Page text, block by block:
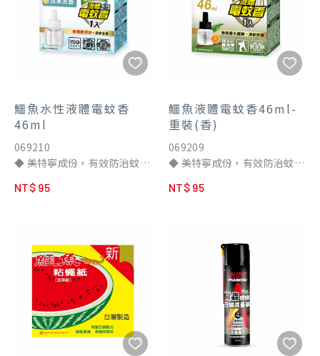
制生活中常見病菌，抑菌率達
99.9%
含檸檬尤加利萃取防蚊成分、
英國Soil Association有機認
英國Soil Association有機認
證迷迭香精油、天然茶樹精油
荷腦、Paraben防腐劑、人工
香料及色素，成人與幼童皆可
安心使用。
3.嚴選英國Soil Association
天然有機認證玫瑰天竺葵精
香味。
4.含檸檬尤加利精油，由天然
檸檬尤加利葉蒸餾萃取而成，
氣味清新淡雅，防止蚊蟲靠
近。
鱷魚水性液體電蚊香
46ml
069210
◆ 美特寧成份，有效防治蚊子
夜好眠
NT$ 95
鱷魚液體電蚊香46ml-
重裝(香)
069209
◆ 美特寧成份，有效防治蚊子
◆ 果香木質調，清新舒適
◆ 環署衛製字第1607號
NT$ 95